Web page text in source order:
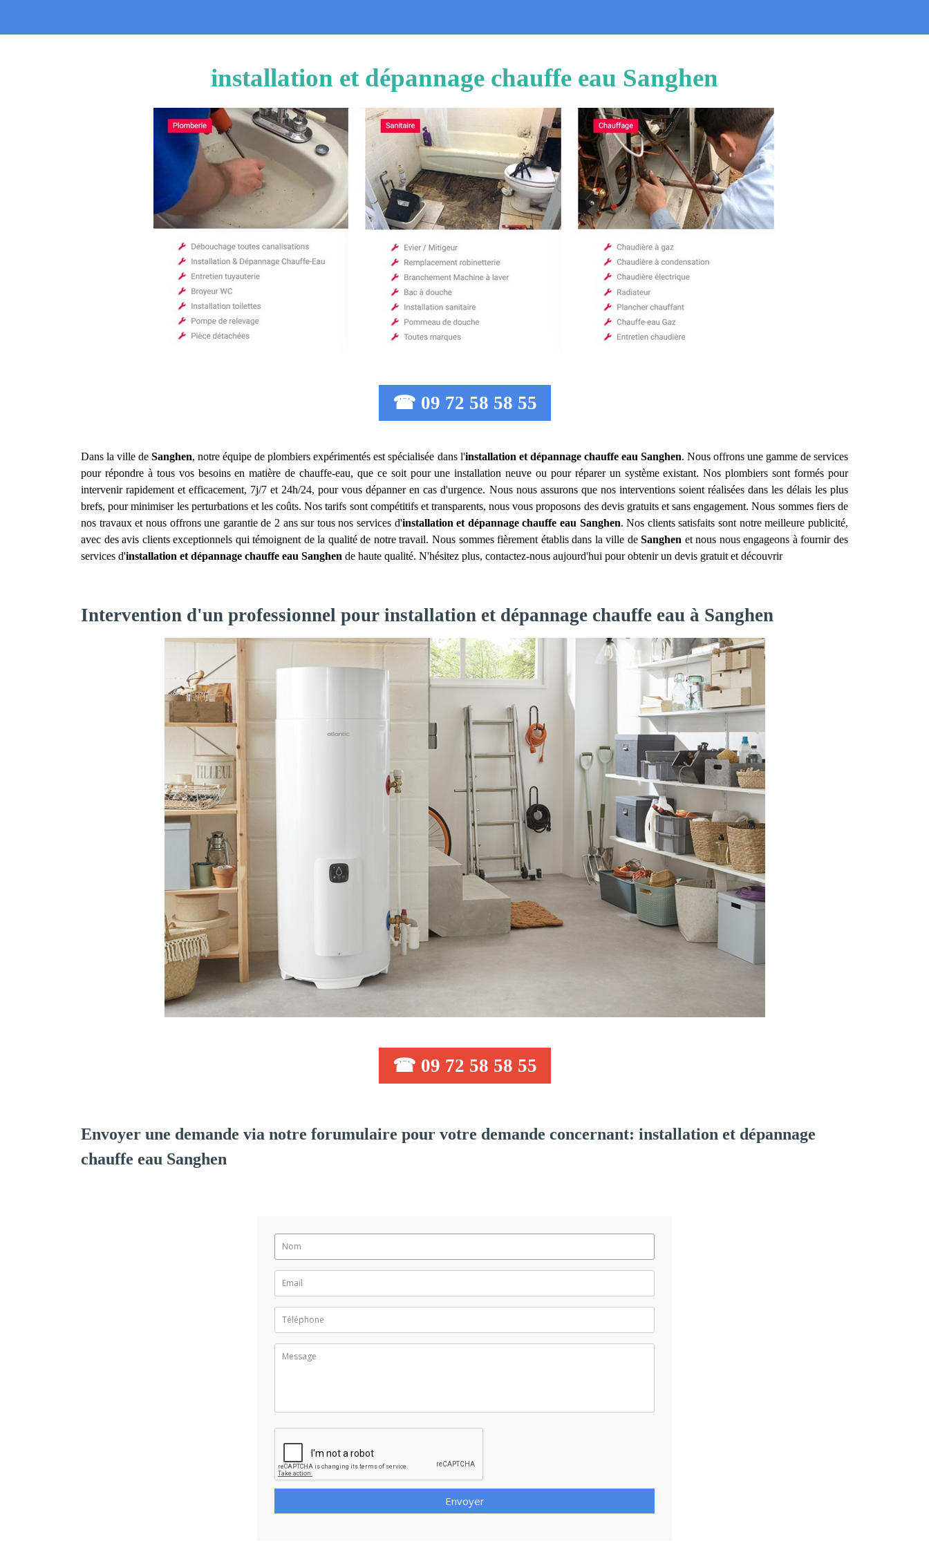
installation et dépannage chauffe eau Sanghen
☎ 09 72 58 58 55
Dans la ville deSanghen, notre équipe de plombiers expérimentés est spécialisée dans l'installation et dépannage chauffe eau Sanghen. Nous offrons une gamme de services
pour répondre à tous vos besoins en matière de chauffe-eau, que ce soit pour une installation neuve ou pour réparer un système existant. Nos plombiers sont formés pour
intervenir rapidement et efficacement, 7j/7 et 24h/24, pour vous dépanner en cas d'urgence. Nous nous assurons que nos interventions soient réalisées dans les délais les plus
brefs, pour minimiser les perturbations et les coûts. Nos tarifs sont compétitifs et transparents, nous vous proposons des devis gratuits et sans engagement. Nous sommes fiers de
nos travaux et nous offrons une garantie de 2 ans sur tous nos services d'installation et dépannage chauffe eau Sanghen. Nos clients satisfaits sont notre meilleure publicité,
avec des avis clients exceptionnels qui témoignent de la qualité de notre travail. Nous sommes fièrement établis dans la ville deSanghen et nous nous engageons à fournir des
services d'installation et dépannage chauffe eau Sanghen de haute qualité. N'hésitez plus, contactez-nous aujourd'hui pour obtenir un devis gratuit et découvrir
Intervention d'un professionnel pour installation et dépannage chauffe eau à Sanghen
☎ 09 72 58 58 55
Envoyer une demande via notre forumulaire pour votre demande concernant: installation et dépannage
chauffe eau Sanghen
Envoyer